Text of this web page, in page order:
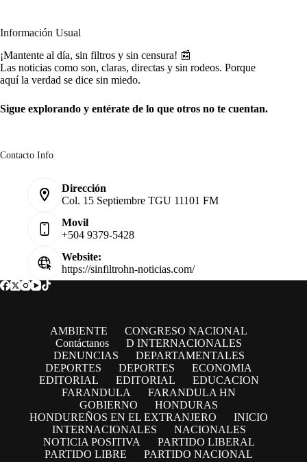
Información Usual
¡Mantente al día, sin filtros y sin censura! 📰
Las noticias como son, claras, directas y sin rodeos. Porque
aquí la verdad se dice sin miedo.
Sigue explorando y entérate de lo que otros no te cuentan.
Contacto Info
Dirección
Col. 15 Septiembre TGU 11101 FM
Movil
+504 9379-5428
Website:
https://sinfiltrohn-noticias.com/
AMBIENTE
CONGRESO NACIONAL
Contáctanos
D INTERNACIONALES
DENUNCIAS
DEPARTAMENTALES
DEPORTES
DEPORTES
ECONOMIA
EDITORIAL
EDITORIAL
EDUCACION
FARANDULA
FARANDULA HN
GOBIERNO
HONDURAS
HONDUREÑOS EN EL EXTRANJERO
INICIO
INTERNACIONALES
NACIONALES
NOTICIA POSITIVA
PARTIDO LIBERAL
PARTIDO LIBRE
PARTIDO NACIONAL